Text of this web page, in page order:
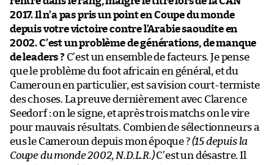
2017. Il n’a pas pris un point en Coupe du monde
depuis votre victoire contre l’Arabie saoudite en
2002. C’est un problème de générations, de manque
de leaders ? C’est un ensemble de facteurs. Je pense
que le problème du foot africain en général, et du
Cameroun en particulier, est sa vision court-termiste
des choses. La preuve dernièrement avec Clarence
Seedorf : on le signe, et après trois matchs on le vire
pour mauvais résultats. Combien de sélectionneurs a
eus le Cameroun depuis mon époque ?(15 depuis la
Coupe du monde 2002, N.D.L.R.)C’est un désastre. Il